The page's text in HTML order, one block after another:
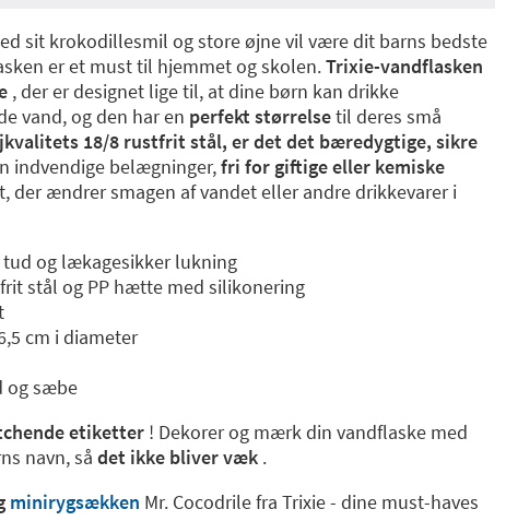
sit krokodillesmil og store øjne vil være dit barns bedste
er et must til hjemmet og skolen.Trixie-vandflasken
, der er designet lige til, at dine børn kan drikke
vand, og den har en perfekt størrelsetil deres små
18/8 rustfrit stål, er det det bæredygtige, sikre
indvendige belægninger,fri for giftige eller kemiske
der ændrer smagen af vandet eller andre drikkevarer i
og lækagesikker lukning
stål og PP hætte med silikonering
cm i diameter
og sæbe
etiketter! Dekorer og mærk din vandflaske med
navn, så det ikke bliver væk.
minirygsækken Mr. Cocodrile fra Trixie - dine must-haves